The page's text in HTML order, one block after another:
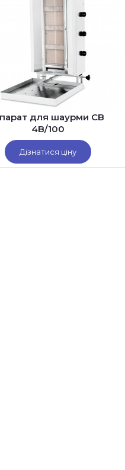
для шаурми CB
4B/100
Дізнатися ціну